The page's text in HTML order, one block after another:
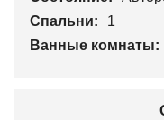
Спальни:
1
Ванные комнаты: